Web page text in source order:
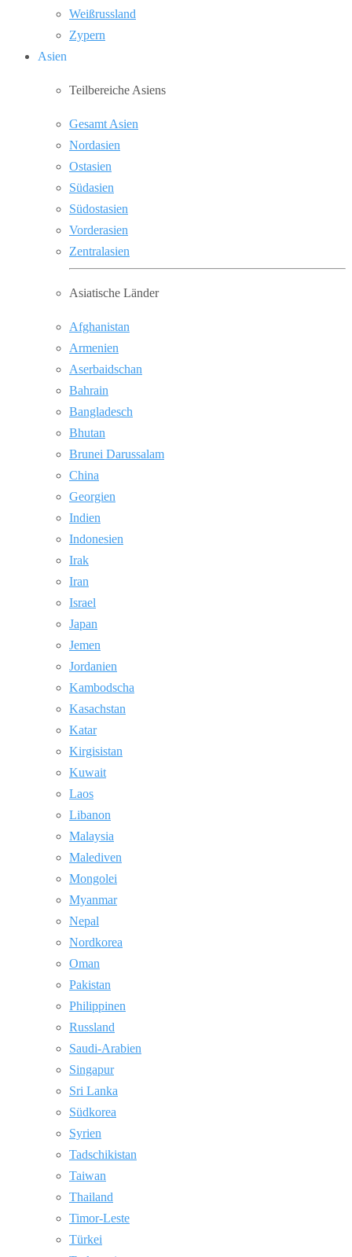
Weißrussland
Zypern
Asien
Teilbereiche Asiens
Gesamt Asien
Nordasien
Ostasien
Südasien
Südostasien
Vorderasien
Zentralasien
Asiatische Länder
Afghanistan
Armenien
Aserbaidschan
Bahrain
Bangladesch
Bhutan
Brunei Darussalam
China
Georgien
Indien
Indonesien
Irak
Iran
Israel
Japan
Jemen
Jordanien
Kambodscha
Kasachstan
Katar
Kirgisistan
Kuwait
Laos
Libanon
Malaysia
Malediven
Mongolei
Myanmar
Nepal
Nordkorea
Oman
Pakistan
Philippinen
Russland
Saudi-Arabien
Singapur
Sri Lanka
Südkorea
Syrien
Tadschikistan
Taiwan
Thailand
Timor-Leste
Türkei